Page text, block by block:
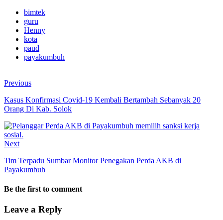
bimtek
guru
Henny
kota
paud
payakumbuh
Previous
Kasus Konfirmasi Covid-19 Kembali Bertambah Sebanyak 20
Orang Di Kab. Solok
Next
Tim Terpadu Sumbar Monitor Penegakan Perda AKB di
Payakumbuh
Be the first to comment
Leave a Reply